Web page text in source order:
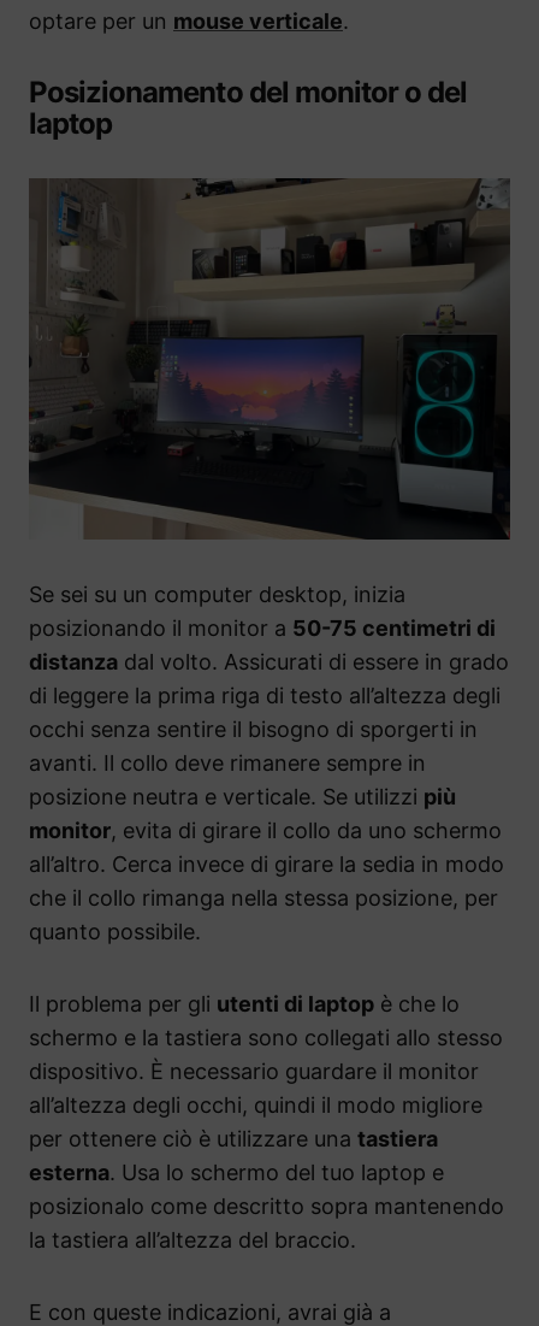
optare per un mouse verticale.
Posizionamento del monitor o del
laptop
Se sei su un computer desktop, inizia
posizionando il monitor a 50-75 centimetri di
distanza dal volto. Assicurati di essere in grado
di leggere la prima riga di testo all’altezza degli
occhi senza sentire il bisogno di sporgerti in
avanti. Il collo deve rimanere sempre in
posizione neutra e verticale. Se utilizzi più
monitor, evita di girare il collo da uno schermo
all’altro. Cerca invece di girare la sedia in modo
che il collo rimanga nella stessa posizione, per
quanto possibile.
Il problema per gli utenti di laptop è che lo
schermo e la tastiera sono collegati allo stesso
dispositivo. È necessario guardare il monitor
all’altezza degli occhi, quindi il modo migliore
per ottenere ciò è utilizzare una tastiera
esterna. Usa lo schermo del tuo laptop e
posizionalo come descritto sopra mantenendo
la tastiera all’altezza del braccio.
E con queste indicazioni, avrai già a